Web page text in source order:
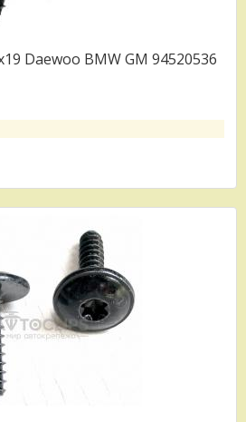
Daewoo BMW GM 94520536